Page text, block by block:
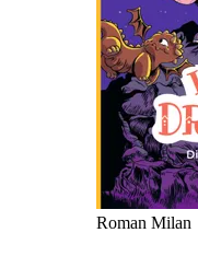
Roman Milan